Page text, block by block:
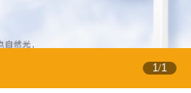
1 /1